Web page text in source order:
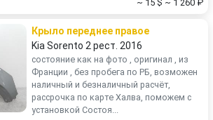
~ 15 $ ~ 1 260 ₽
Крыло переднее правое
Kia Sorento 2 рест. 2016
состояние как на фото , оригинал , из
Франции , без пробега по РБ, возможен
наличный и безналичный расчёт,
рассрочка по карте Халва, поможем с
установкой Состоя...